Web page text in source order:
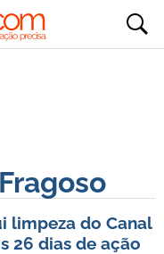
limpeza do Canal
26 dias de ação